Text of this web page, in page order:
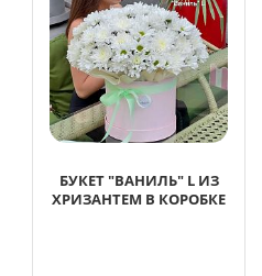
БУКЕТ "ВАНИЛЬ" L ИЗ
ХРИЗАНТЕМ В КОРОБКЕ